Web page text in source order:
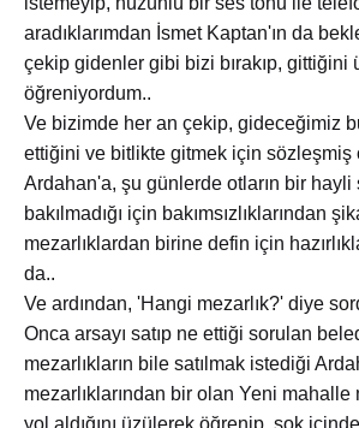
aradıklarımdan İsmet Kaptan'ın da
çekip gidenler gibi bizi bırakıp, gittiğini
öğreniyordum..
Ve bizimde her an çekip, gideceğimiz
ettiğini ve bitlikte gitmek için sözleşmiş
Ardahan'a, şu günlerde otların bir hayli
bakılmadığı için bakımsızlıklarından
mezarlıklardan birine defin için
da..
Ve ardından, 'Hangi mezarlık?' diye
Onca arsayı satıp ne ettiği sorulan
mezarlıkların bile satılmak istediği
mezarlıklarından bir olan Yeni mahalle